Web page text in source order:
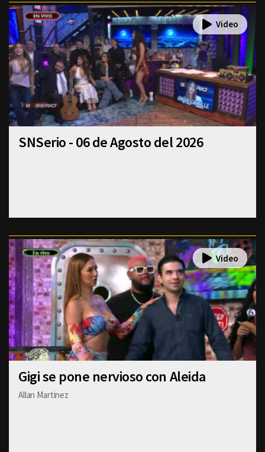
SNSerio - 06 de Agosto del 2026
Gigi se pone nervioso con Aleida
Allan Martinez